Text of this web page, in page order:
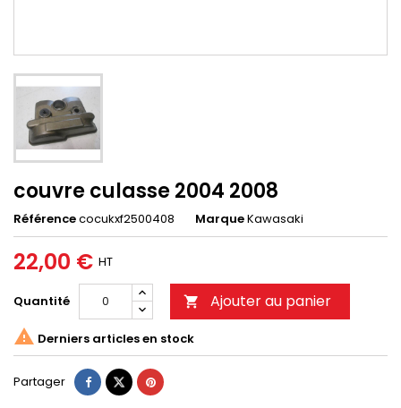
couvre culasse 2004 2008
Référencecocukxf2500408 MarqueKawasaki
22,00 € HT
Quantité  Ajouter au panier
 Derniers articles en stock
Partager